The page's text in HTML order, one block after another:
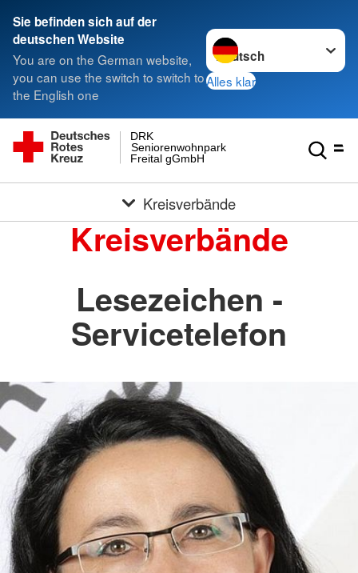
Sie befinden sich auf der
deutschen Website
You are on the German website,
you can use the switch to switch to
the English one
Sprache wechseln zu
Alles klar
Freital gGmbH
Seniorenwohnpark
DRK
Kreisverbände
Kreisverbände
Lesezeichen -
Servicetelefon